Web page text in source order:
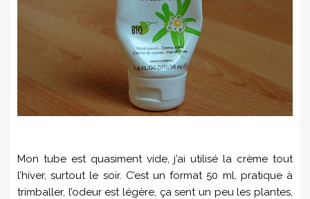
Mon tube est quasiment vide, j’ai utilisé la crème tout
l’hiver, surtout le soir. C’est un format 50 ml, pratique à
trimballer, l’odeur est légère, ça sent un peu les plantes,